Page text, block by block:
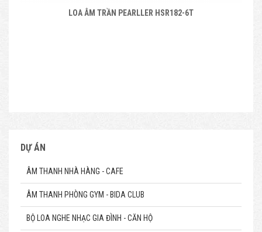
AMPLY LIỀN MIXER PEARLLER ST2180BC - AMPLY CÔNG
DỰ ÁN
ÂM THANH NHÀ HÀNG - CAFE
ÂM THANH PHÒNG GYM - BIDA CLUB
BỘ LOA NGHE NHẠC GIA ĐÌNH - CĂN HỘ